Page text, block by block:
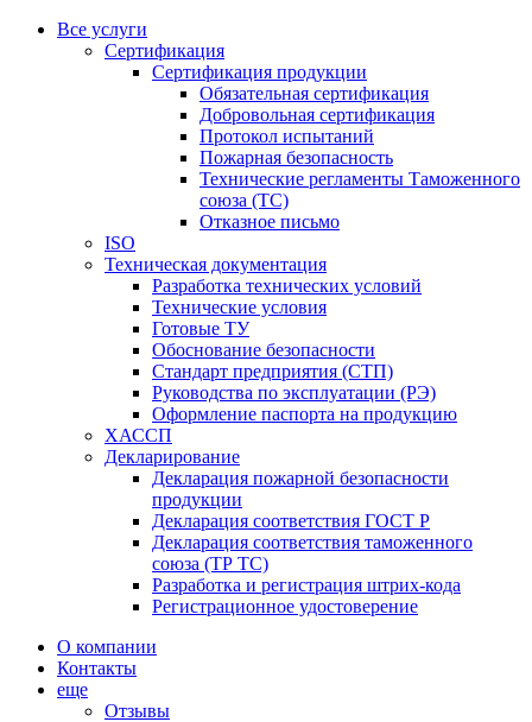
Все услуги
Сертификация
Сертификация продукции
Обязательная сертификация
Добровольная сертификация
Протокол испытаний
Пожарная безопасность
Технические регламенты Таможенного
союза (ТС)
Отказное письмо
ISO
Техническая документация
Разработка технических условий
Технические условия
Готовые ТУ
Обоснование безопасности
Стандарт предприятия (СТП)
Руководства по эксплуатации (РЭ)
Оформление паспорта на продукцию
ХАССП
Декларирование
Декларация пожарной безопасности
продукции
Декларация соответствия ГОСТ Р
Декларация соответствия таможенного
союза (ТР ТС)
Разработка и регистрация штрих-кода
Регистрационное удостоверение
О компании
Контакты
еще
Отзывы